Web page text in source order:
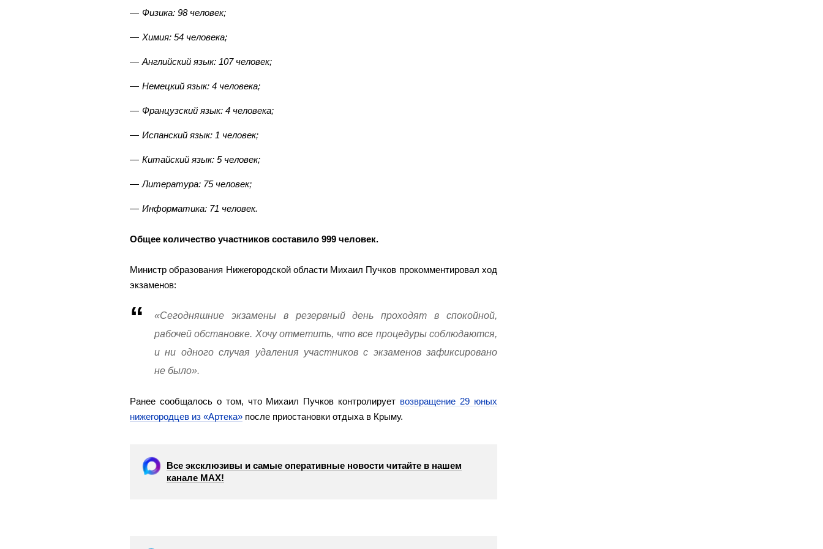
Физика: 98 человек;
Химия: 54 человека;
Английский язык: 107 человек;
Немецкий язык: 4 человека;
Французский язык: 4 человека;
Испанский язык: 1 человек;
Китайский язык: 5 человек;
Литература: 75 человек;
Информатика: 71 человек.
Общее количество участников составило 999 человек.
Министр образования Нижегородской области Михаил Пучков прокомментировал ход
экзаменов:
«Сегодняшние экзамены в резервный день проходят в спокойной,
рабочей обстановке. Хочу отметить, что все процедуры соблюдаются,
и ни одного случая удаления участников с экзаменов зафиксировано
не было».
Ранее сообщалось о том, что Михаил Пучков контролирует возвращение 29 юных
нижегородцев из «Артека» после приостановки отдыха в Крыму.
Все эксклюзивы и самые оперативные новости читайте в нашем
канале МАХ!